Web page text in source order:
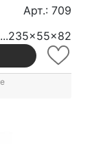
Арт.: 709